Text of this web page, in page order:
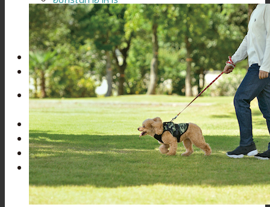
อุปกรณ์ทำอาหาร
ยางกัดและแปรงสีฟัน
ยางกัด / แปรงสีฟัน ยาสีฟัน
สัตว์เลี้ยง
ผู้สูงอายุ
ค้นหา:
ไม่มีสินค้าในตะกร้า